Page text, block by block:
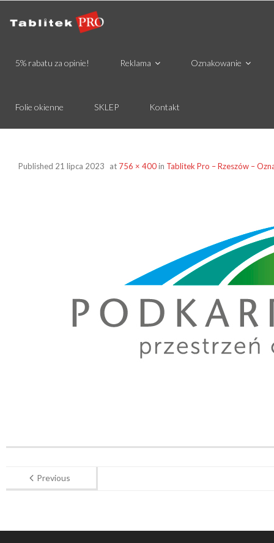
5% rabatu za opinie! Reklama Oznakowanie
Folie okienne SKLEP Kontakt
Published 21 lipca 2023 at 756 × 400in Tablitek Pro – Rzeszów –
Previous